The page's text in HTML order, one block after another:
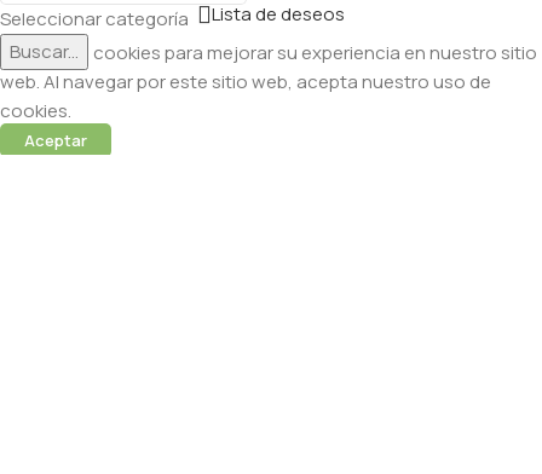
Seleccionar categoría
Buscar...
Lista de deseos
Utilizamos cookies para mejorar su experiencia en nuestro sitio
web. Al navegar por este sitio web, acepta nuestro uso de
cookies.
Aceptar